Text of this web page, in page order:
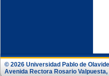
© 2026 Universidad Pablo de
Avenida Rectora Rosario